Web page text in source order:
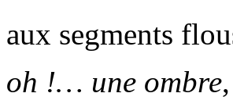
aux segments
oh !… une ombre,